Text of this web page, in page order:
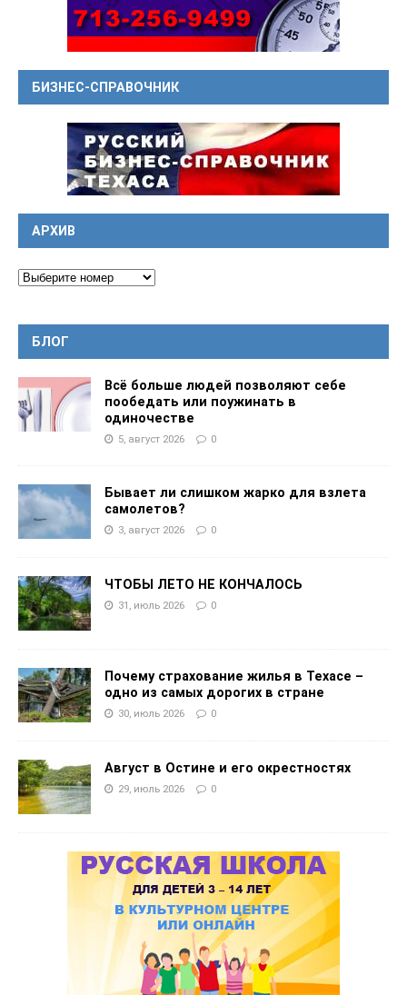
БИЗНЕС-СПРАВОЧНИК
АРХИВ
БЛОГ
Всё больше людей позволяют себе
пообедать или поужинать в
одиночестве
5, август 2026 0
Бывает ли слишком жарко для взлета
самолетов?
3, август 2026 0
ЧТОБЫ ЛЕТО НЕ КОНЧАЛОСЬ
31, июль 2026 0
Почему страхование жилья в Техасе –
одно из самых дорогих в стране
30, июль 2026 0
Август в Остине и его окрестностях
29, июль 2026 0